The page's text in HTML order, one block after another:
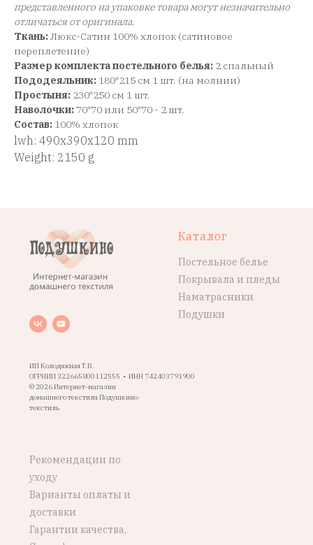
представленного на упаковке товара могут незначительно
отличаться от оригинала.
Ткань:Люкс-Сатин 100% хлопок (сатиновое
переплетение)
Размер комплекта постельного белья: 2 спальный
Пододеяльник: 180*215 см 1 шт. (на молнии)
Простыня: 230*250 см 1 шт.
Наволочки: 70*70 или 50*70 - 2 шт.
Состав: 100% хлопок
lwh: 490x390x120 mm
Weight: 2150 g
ИП Колодяжная Т.В.
ОГРНИП 322665800112555 • ИНН 742403791900
© 2026 Интернет-магазин
домашнего текстиля Подушкино-
текстиль
Каталог
Постельное белье
Покрывала и пледы
Наматрасники
Подушки
Рекомендации по
уходу
Варианты оплаты и
доставки
Гарантии качества,